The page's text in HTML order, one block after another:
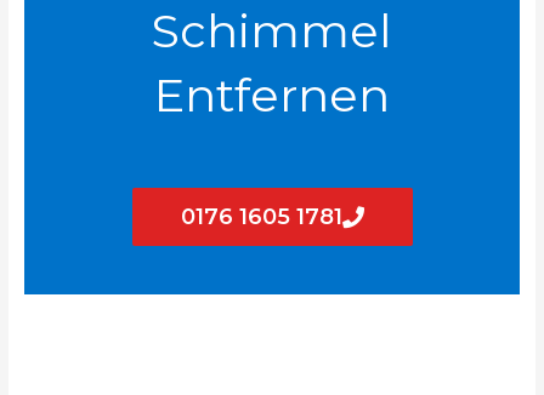
Schimmel
Entfernen
0176 1605 1781